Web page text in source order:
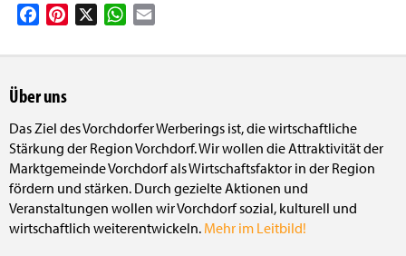
FacebookPinterest WhatsApp
Über uns
Das Ziel des Vorchdorfer Werberings ist, die wirtschaftliche
Stärkung der Region Vorchdorf. Wir wollen die Attraktivität der
Marktgemeinde Vorchdorf als Wirtschaftsfaktor in der Region
fördern und stärken. Durch gezielte Aktionen und
Veranstaltungen wollen wir Vorchdorf sozial, kulturell und
wirtschaftlich weiterentwickeln. Mehr im Leitbild!